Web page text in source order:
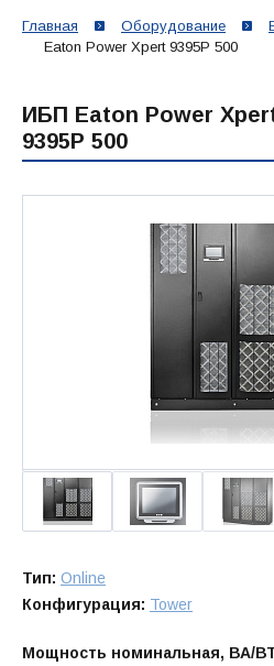
Главная Оборудование
Eaton Power Xpert 9395P 500
ИБП Eaton Power
9395P 500
Тип: Online
Конфигурация: Tower
Мощность номинальная, ВА/